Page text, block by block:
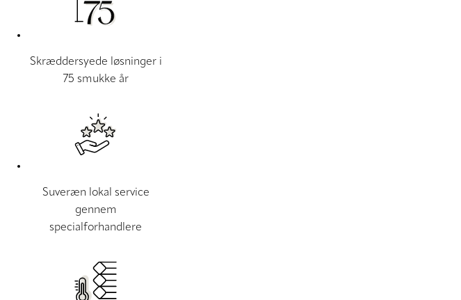
Skræddersyede løsninger i
75 smukke år
Suveræn lokal service
gennem
specialforhandlere